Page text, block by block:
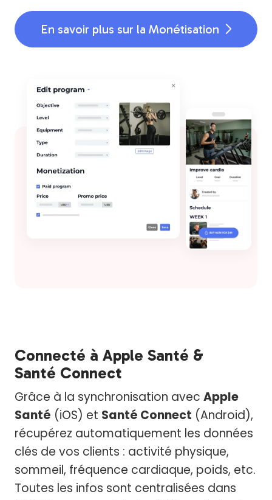
En savoir plus sur la Monétisation 
Connecté à Apple Santé &
Santé Connect
Grâce à la synchronisation avec Apple
Santé (iOS) et Santé Connect (Android),
récupérez automatiquement les données
clés de vos clients : activité physique,
sommeil, fréquence cardiaque, poids, etc.
Toutes les infos sont centralisées dans